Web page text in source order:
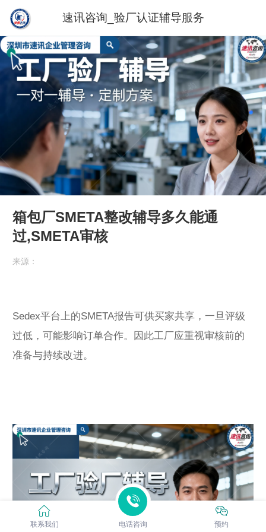
速讯咨询_验厂认证辅导服务
箱包厂SMETA整改辅导多久能通
过,SMETA审核
来源：
Sedex平台上的SMETA报告可供买家共享，一旦评级
过低，可能影响订单合作。因此工厂应重视审核前的
准备与持续改进。
联系我们 电话咨询 预约